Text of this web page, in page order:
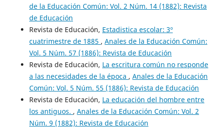
de la Educación Común: Vol. 2 Núm. 14 (1882): Revista
de Educación
Revista de Educación, Estadistica escolar: 3º
cuatrimestre de 1885 , Anales de la Educación Común:
Vol. 5 Núm. 57 (1886): Revista de Educación
Revista de Educación, La escritura común no responde
a las necesidades de la época , Anales de la Educación
Común: Vol. 5 Núm. 55 (1886): Revista de Educación
Revista de Educación, La educación del hombre entre
los antiguos. , Anales de la Educación Común: Vol. 2
Núm. 9 (1882): Revista de Educación